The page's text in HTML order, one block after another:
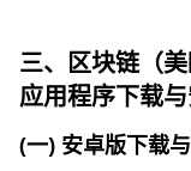
三、区块链（
应用程序下载
(一) 安卓版下载